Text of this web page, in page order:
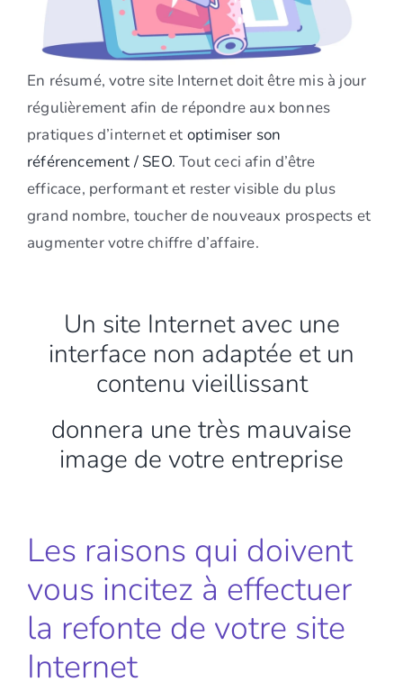
En résumé, votre site Internet doit être mis à jour
régulièrement afin de répondre aux bonnes
pratiques d’internet et optimiser son
référencement / SEO. Tout ceci afin d’être
efficace, performant et rester visible du plus
grand nombre, toucher de nouveaux prospects et
augmenter votre chiffre d’affaire.
Un site Internet avec une
interface non adaptée et un
contenu vieillissant
donnera une très mauvaise
image de votre entreprise
Les raisons qui doivent
vous incitez à effectuer
la refonte de votre site
Internet